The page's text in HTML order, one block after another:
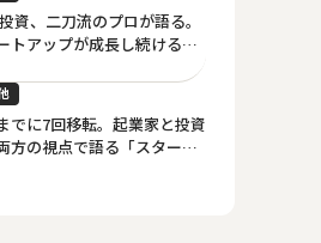
資、二刀流のプロが語る。
トアップが成長し続けるた
でに7回移転。起業家と投資
方の視点で語る「スタート